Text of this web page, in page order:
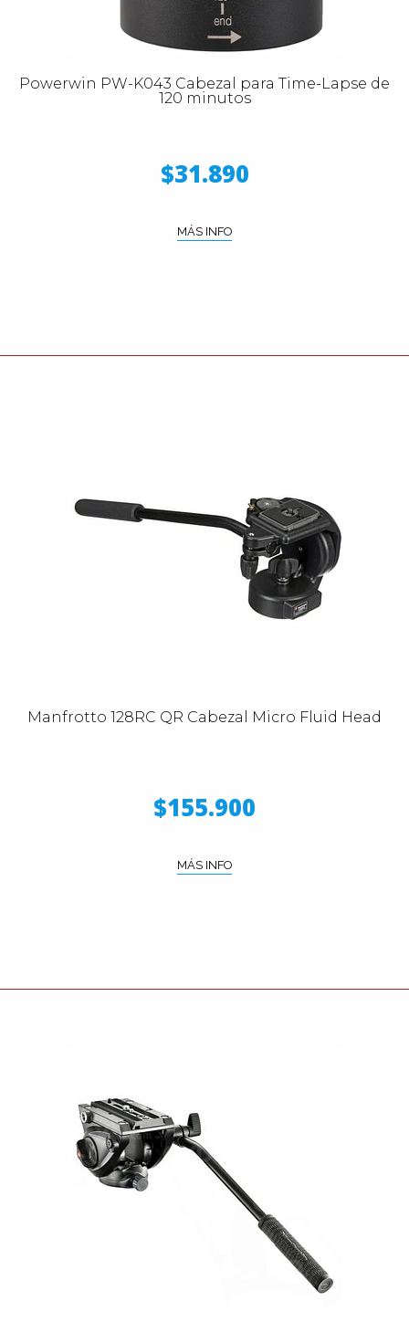
Powerwin PW-K043 Cabezal para Time-Lapse de
120 minutos
$31.890
MÁS INFO
Manfrotto 128RC QR Cabezal Micro Fluid Head
$155.900
MÁS INFO